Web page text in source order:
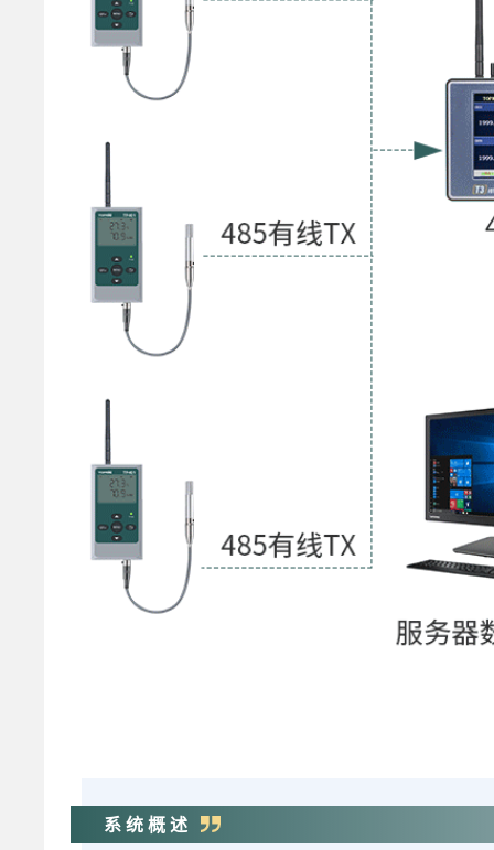
系 统 概 述